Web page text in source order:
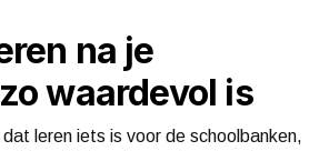
na je
waardevol is
leren iets is voor de schoolbanken,